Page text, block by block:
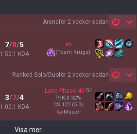
Arenaför 2 veckor sedan
7/8/5
1.50:1 KDA
#5
(Team Krugs)
Ranked Solo/Duoför 2 veckor sedan
3/7/4
1.00:1 KDA
Lane Phase 46:54
P/Kill 32%
CS 122 (5.3)
master
Visa mer